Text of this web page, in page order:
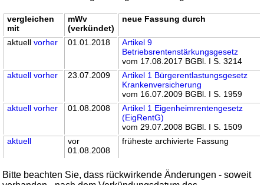
vergleichen
mit
mWv
(verkündet)
neue Fassung durch
aktuellvorher 01.01.2018
Artikel 9
Betriebsrentenstärkungsgesetz
vom 17.08.2017 BGBl. I S. 3214
aktuell vorher 23.07.2009
Artikel 1 Bürgerentlastungsgesetz
Krankenversicherung
vom 16.07.2009 BGBl. I S. 1959
aktuell vorher 01.08.2008
Artikel 1 Eigenheimrentengesetz
(EigRentG)
vom 29.07.2008 BGBl. I S. 1509
aktuell
vor
01.08.2008
früheste archivierte Fassung
Bitte beachten Sie, dass rückwirkende Änderungen - soweit